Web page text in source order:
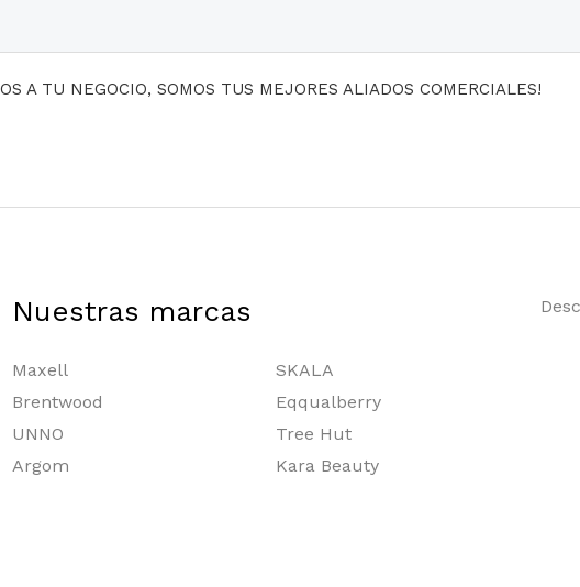
A TU NEGOCIO, SOMOS TUS MEJORES ALIADOS COMERCIALES!
Nuestras marcas
Maxell
Brentwood
UNNO
Argom
SKALA
Eqqualberry
Tree Hut
Kara Beauty